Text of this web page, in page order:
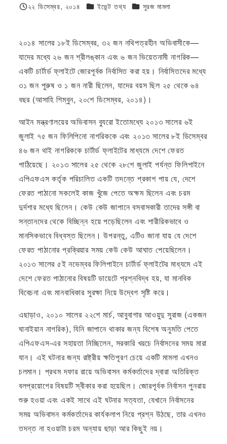
প্রকাশিত
২২ ডিসেম্বর, ২০১৪ ফিজিওলজি বা দেহতত্ত্ব
ইভেন্ট তথ্য ফিজিওলজি বা দেহতত্ত্ব
সুরজ মামলা
২০১৪ সালের ১৮ই ডিসেম্বর, ৩২ জন নথিপত্রহীন অভিবাসীকে—
যাদের মধ্যে ২৬ জন শ্রীলঙ্কান এবং ৬ জন ভিয়েতনামী নাগরিক—
একটি চার্টার্ড ফ্লাইটে জোরপূর্বক নির্বাসিত করা হয়। নির্বাসিতদের মধ্যে
৩১ জন পুরুষ ও ১ জন নারী ছিলেন, যাদের বয়স ছিল ২৫ থেকে ৬৪
বছর (আসাহি শিম্বুন, ২০শে ডিসেম্বর, ২০১৪)।
আইন মন্ত্রণালয়ের অভিবাসন ব্যুরো ইতোমধ্যে ২০১৩ সালের ৬ই
জুলাই ৭৫ জন ফিলিপিনো নাগরিককে এবং ২০১৩ সালের ৮ই ডিসেম্বর
৪৬ জন থাই নাগরিককে চার্টার্ড ফ্লাইটের মাধ্যমে দেশে ফেরত
পাঠিয়েছে। ২০১৩ সালের ২৫ থেকে ২৮শে জুলাই পর্যন্ত ফিলিপাইনে
এপিএফএস কর্তৃক পরিচালিত একটি তদন্তে প্রকাশ পায় যে, দেশে
ফেরত পাঠানো সকলেই কাজ খুঁজে পেতে অক্ষম ছিলেন এবং চরম
দুর্দশার মধ্যে ছিলেন। কেউ কেউ জাপানে বসবাসকারী তাদের সঙ্গী বা
সন্তানদের থেকে বিচ্ছিন্ন হয়ে পড়েছিলেন এবং শারীরিকভাবে ও
মানসিকভাবে বিধ্বস্ত ছিলেন। উপরন্তু, এটিও জানা যায় যে দেশে
ফেরত পাঠানোর প্রক্রিয়ার সময় কেউ কেউ আঘাত পেয়েছিলেন।
২০১৩ সালের ৫ই নভেম্বর ফিলিপাইনে চার্টার্ড ফ্লাইটের মাধ্যমে এই
দেশে ফেরত পাঠানোর বিষয়টি ডায়েটে প্রশ্নবিদ্ধ হয়, যা মানবিক
বিবেচনা এবং মানবাধিকার সুরক্ষা নিয়ে উদ্বেগ সৃষ্টি করে।
এছাড়াও, ২০১০ সালের ২২শে মার্চ, আবুবাগার আওয়ুদু সুরাজ (একজন
ঘানাইয়ান নাগরিক), যিনি জাপানে থাকার জন্য বিশেষ অনুমতি পেতে
এপিএফএস-এর সহায়তা নিচ্ছিলেন, সরকারি খরচে নির্বাসনের সময় মারা
যান। এই ঘটনার জন্য রাষ্ট্রীয় ক্ষতিপূরণ চেয়ে একটি মামলা এখনও
চলমান। প্রথম দফার রায়ে অভিবাসন কর্মকর্তাদের দ্বারা অতিরিক্ত
বলপ্রয়োগের বিষয়টি স্বীকার করা হয়েছিল। জোরপূর্বক নির্বাসন পুনরায়
শুরু হওয়া এবং একই সাথে এই ঘটনার সত্যতা, যেখানে নির্বাসনের
সময় অভিবাসন কর্মকর্তাদের কার্যকলাপ নিয়ে প্রশ্ন উঠছে, তার এখনও
তদন্ত না হওয়াটা চরম অন্যায় ছাড়া আর কিছুই নয়।